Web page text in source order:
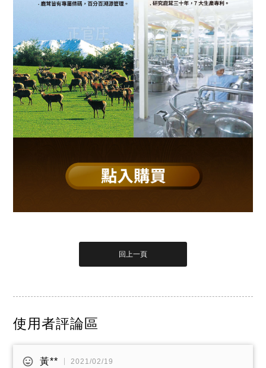
使用者評論區
黃** 2021/02/19